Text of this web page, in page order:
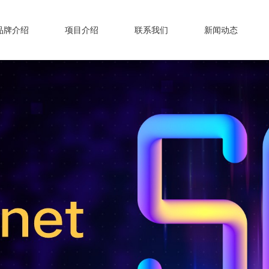
牌介绍 项目介绍 联系我们 新闻动态